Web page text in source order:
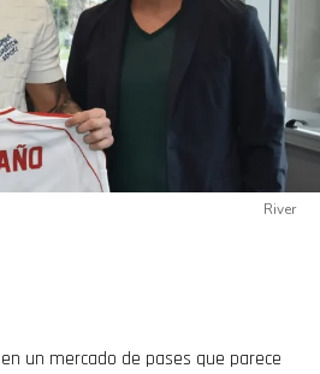
River
un mercado de pases que parece